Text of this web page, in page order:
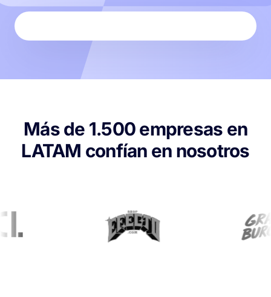
Más de 1.500 empresas en
LATAM confían en nosotros